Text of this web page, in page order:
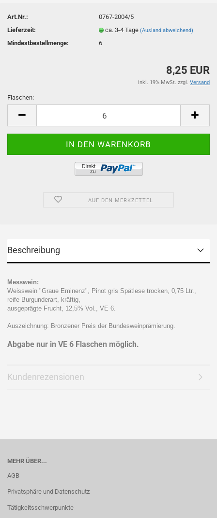
Art.Nr.:
0767-2004/5
Lieferzeit:
ca. 3-4 Tage(Ausland abweichend)
Mindestbestellmenge: 6
8,25 EUR
inkl. 19% MwSt. zzgl. Versand
Flaschen:
AUF DEN MERKZETTEL
Beschreibung
Messwein:
Weisswein "Graue Eminenz", Pinot gris Spätlese trocken, 0,75 Ltr.,
reife Burgunderart, kräftig,
ausgeprägte Frucht, 12,5% Vol., VE 6.
Auszeichnung: Bronzener Preis der Bundesweinprämierung.
Abgabe nur in VE 6 Flaschen möglich.
Kundenrezensionen
MEHR ÜBER...
AGB
Privatsphäre und Datenschutz
Tätigkeitsschwerpunkte